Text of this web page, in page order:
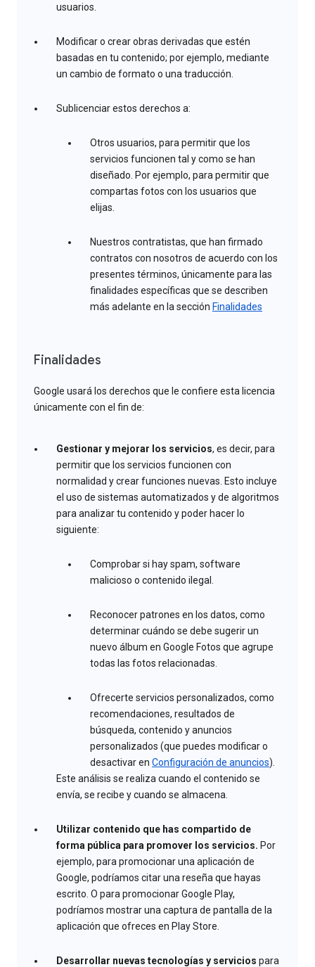
usuarios.
Modificar o crear obras derivadas que estén
basadas en tu contenido; por ejemplo, mediante
un cambio de formato o una traducción.
Sublicenciar estos derechos a:
Otros usuarios, para permitir que los
servicios funcionen tal y como se han
diseñado. Por ejemplo, para permitir que
compartas fotos con los usuarios que
elijas.
Nuestros contratistas, que han firmado
contratos con nosotros de acuerdo con los
presentes términos, únicamente para las
finalidades específicas que se describen
más adelante en la sección Finalidades
Finalidades
Google usará los derechos que le confiere esta licencia
únicamente con el fin de:
Gestionar y mejorar los servicios, es decir, para
permitir que los servicios funcionen con
normalidad y crear funciones nuevas. Esto incluye
el uso de sistemas automatizados y de algoritmos
para analizar tu contenido y poder hacer lo
siguiente:
Comprobar si hay spam, software
malicioso o contenido ilegal.
Reconocer patrones en los datos, como
determinar cuándo se debe sugerir un
nuevo álbum en Google Fotos que agrupe
todas las fotos relacionadas.
Ofrecerte servicios personalizados, como
recomendaciones, resultados de
búsqueda, contenido y anuncios
personalizados (que puedes modificar o
desactivar en Configuración de anuncios).
Este análisis se realiza cuando el contenido se
envía, se recibe y cuando se almacena.
Utilizar contenido que has compartido de
forma pública para promover los servicios. Por
ejemplo, para promocionar una aplicación de
Google, podríamos citar una reseña que hayas
escrito. O para promocionar Google Play,
podríamos mostrar una captura de pantalla de la
aplicación que ofreces en Play Store.
Desarrollar nuevas tecnologías y servicios para